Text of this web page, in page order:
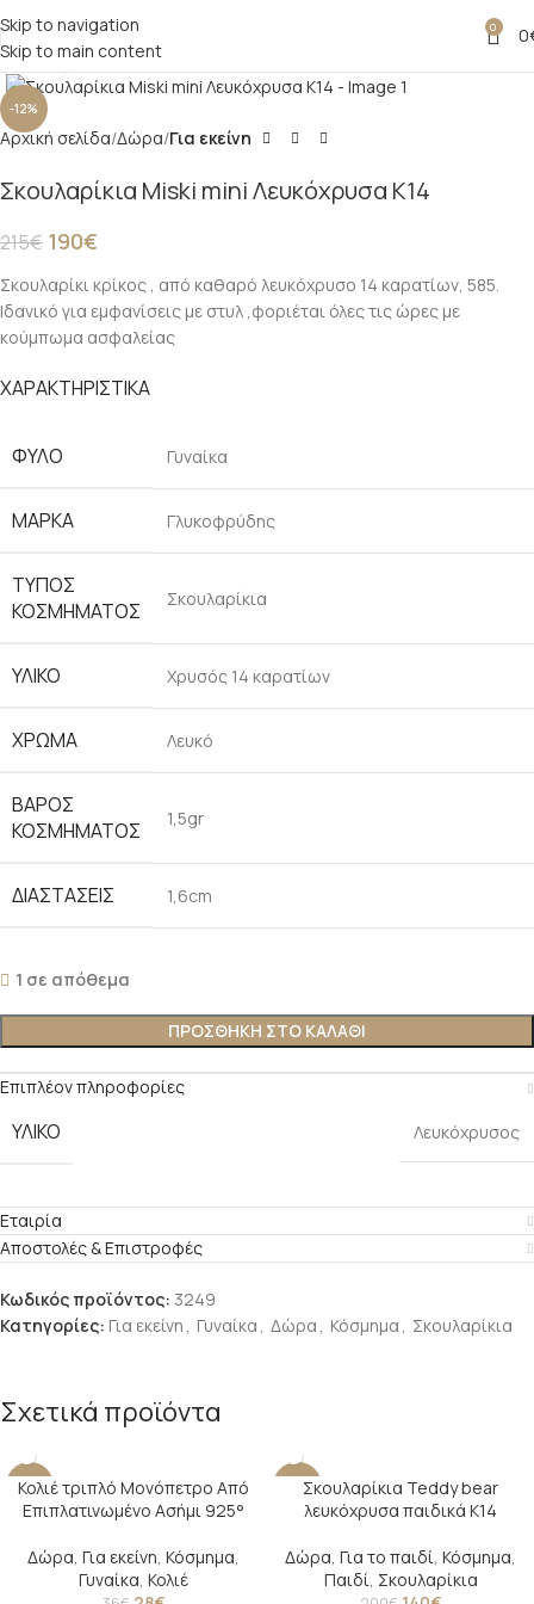
Skip to navigation
Skip to main content
0 0
-12%
Click to enlarge
Αρχική σελίδα Δώρα Για εκείνη
Σκουλαρίκια Miski mini Λευκόχρυσα Κ14
215€ 190€
Σκουλαρίκι κρίκος , από καθαρό λευκόχρυσο 14 καρατίων, 585.
Ιδανικό για εμφανίσεις με στυλ ,φοριέται όλες τις ώρες με
κούμπωμα ασφαλείας
ΧΑΡΑΚΤΗΡΙΣΤΙΚΑ
ΦΎΛΟ Γυναίκα
ΜΆΡΚΑ Γλυκοφρύδης
ΤΎΠΟΣ
ΚΟΣΜΉΜΑΤΟΣ
Σκουλαρίκια
ΥΛΙΚΌ Χρυσός 14 καρατίων
ΧΡΏΜΑ Λευκό
ΒΆΡΟΣ
ΚΟΣΜΉΜΑΤΟΣ
1,5gr
ΔΙΑΣΤΆΣΕΙΣ 1,6cm
1 σε απόθεμα
ΠΡΟΣΘΉΚΗ ΣΤΟ ΚΑΛΆΘΙ
Επιπλέον πληροφορίες
ΥΛΙΚΌ Λευκόχρυσος
Εταιρία
Αποστολές & Επιστροφές
Κωδικός προϊόντος: 3249
Κατηγορίες: Για εκείνη , Γυναίκα , Δώρα , Κόσμημα , Σκουλαρίκια
Σχετικά προϊόντα
-22%
Κολιέ τριπλό Μονόπετρο Από
Επιπλατινωμένο Ασήμι 925°
Δώρα, Για εκείνη, Κόσμημα,
Γυναίκα, Κολιέ
-30%Σκουλαρίκια Teddy bear
λευκόχρυσα παιδικά Κ14
Δώρα, Για το παιδί, Κόσμημα,
Παιδί, Σκουλαρίκια